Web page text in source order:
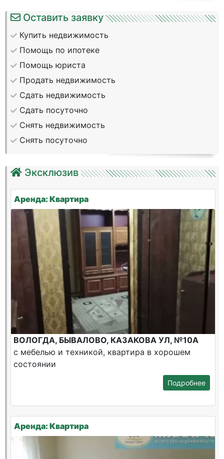
Оставить заявку
Купить недвижимость
Помощь по ипотеке
Помощь юриста
Продать недвижимость
Сдать недвижимость
Сдать посуточно
Снять недвижимость
Снять посуточно
Эксклюзив
Аренда: Квартира
ВОЛОГДА, БЫВАЛОВО, КАЗАКОВА УЛ, №10А
с мебелью и техникой, квартира в хорошем
состоянии
Подробнее
Аренда: Квартира